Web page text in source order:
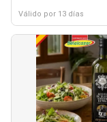
Válido por 13 días